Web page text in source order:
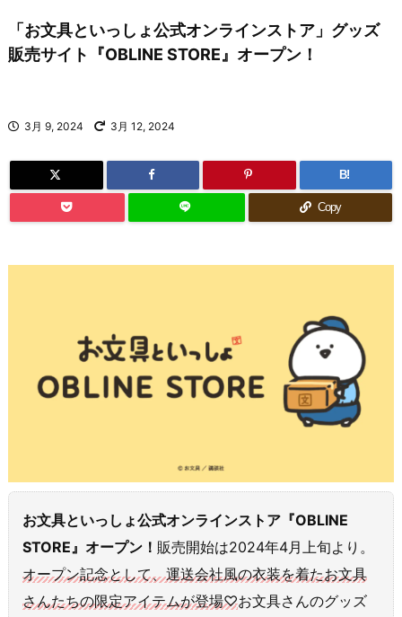
「お文具といっしょ公式オンラインストア」グッズ
販売サイト『OBLINE STORE』オープン！
3月 9, 2024 3月 12, 2024
B!
Copy
お文具といっしょ公式オンラインストア『OBLINE
STORE』オープン！ 販売開始は2024年4月上旬より。
オープン記念として、運送会社風の衣装を着たお文具
さんたちの限定アイテムが登場♡お文具さんのグッズ